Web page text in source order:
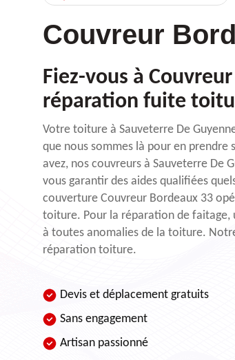
Couvreur
Fiez-vous à
réparation fuite
Votre toiture à Sauveterre De
que nous sommes là pour en
avez, nos couvreurs à Sauveterre De
vous garantir des aides qualifiées
couverture Couvreur Bordeaux 33
toiture. Pour la réparation de faitage,
à toutes anomalies de la toiture.
réparation toiture.
Devis et déplacement gratuits
Sans engagement
Artisan passionné